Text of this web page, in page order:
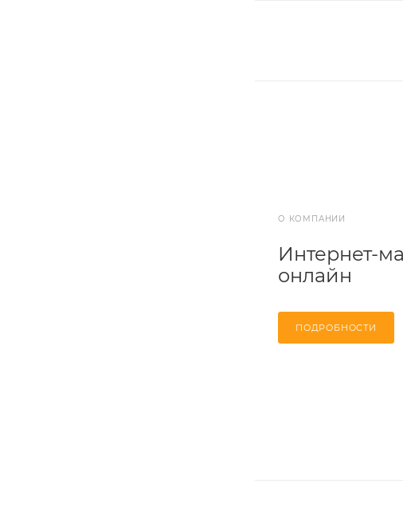
О КОМПАНИИ
Интернет-
онлайн
ПОДРОБНОСТИ